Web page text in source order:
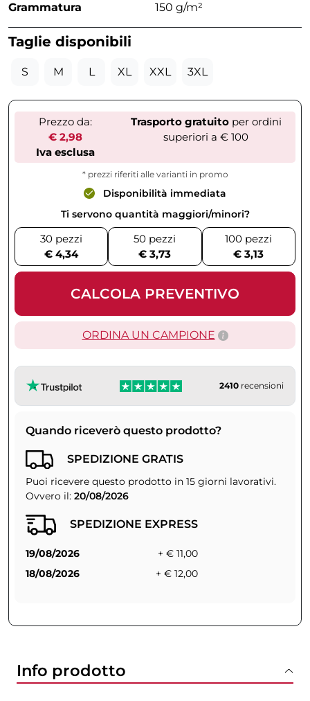
Grammatura 150 g/m²
Taglie disponibili
S M L XL XXL 3XL
Prezzo da:
€ 2,98
Iva esclusa
Trasporto gratuitoper ordini
superiori a € 100
* prezzi riferiti alle varianti in promo
Disponibilità immediata
Ti servono quantità maggiori/minori?
30 pezzi
€ 4,34
50 pezzi
€ 3,73
100 pezzi
€ 3,13
CALCOLA PREVENTIVO
ORDINA UN CAMPIONE
2410 recensioni
Quando riceverò questo prodotto?
SPEDIZIONE GRATIS
Puoi ricevere questo prodotto in 15 giorni lavorativi.
Ovvero il: 20/08/2026
SPEDIZIONE EXPRESS
19/08/2026
+ € 11,00
18/08/2026
+ € 12,00
Info prodotto